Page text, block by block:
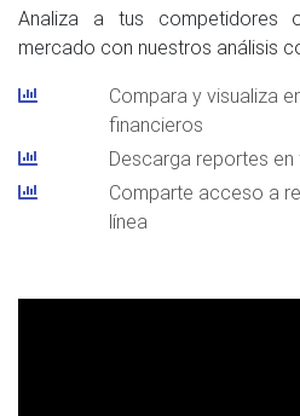
Analiza a tus competidores
mercado con nuestros análisis
Compara y visualiza
financieros
Descarga reportes
Comparte acceso a
línea